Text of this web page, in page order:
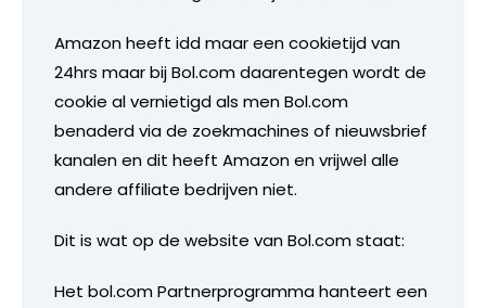
Amazon heeft idd maar een cookietijd van
24hrs maar bij Bol.com daarentegen wordt de
cookie al vernietigd als men Bol.com
benaderd via de zoekmachines of nieuwsbrief
kanalen en dit heeft Amazon en vrijwel alle
andere affiliate bedrijven niet.
Dit is wat op de website van Bol.com staat:
Het bol.com Partnerprogramma hanteert een